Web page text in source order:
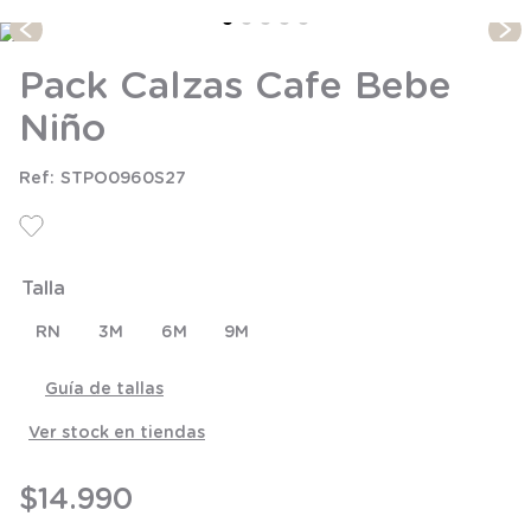
Pack Calzas Cafe Bebe
Niño
STPO0960S27
Talla
RN 3M 6M 9M
Guía de tallas
Ver stock en tiendas
$14.990
3.
zapatillas
.
body
5
manta
8.
9.
saco